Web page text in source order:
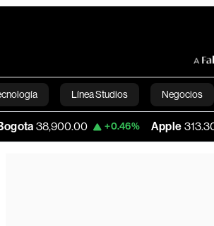
Línea Studios Negocios
English
+0.46% Apple 313.305 +0.25%